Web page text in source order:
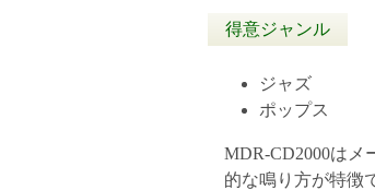
得意ジャンル
ジャズ
ポップス
MDR-CD2000はメ
的な鳴り方が特徴